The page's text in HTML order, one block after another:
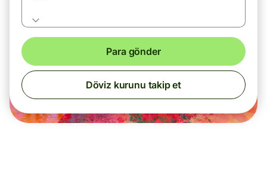
Para gönder
Döviz kurunu takip et